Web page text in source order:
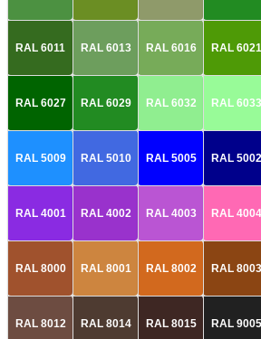
RAL 6011 RAL 6013 RAL 6016 RAL 6021
RAL 6027 RAL 6029 RAL 6032 RAL 6033
RAL 5009 RAL 5010 RAL 5005 RAL 5002
RAL 4001 RAL 4002 RAL 4003 RAL 4004
RAL 8000 RAL 8001 RAL 8002 RAL 8003
RAL 8012 RAL 8014 RAL 8015 RAL 9005